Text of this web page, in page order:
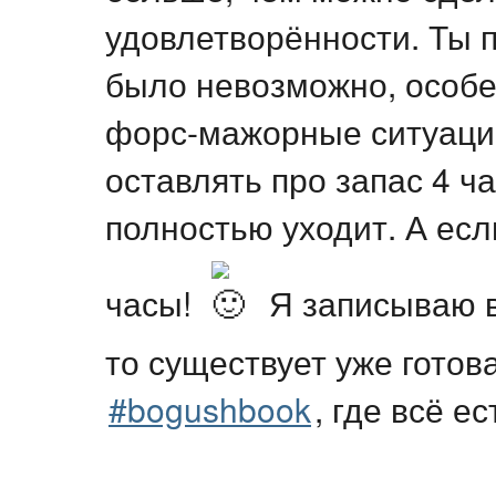
удовлетворённости. Ты
было невозможно,
форс-мажорные
оставлять про запас 4
полностью уходит. А
часы!
Я записываю
то существует уже
#bogushbook, где всё